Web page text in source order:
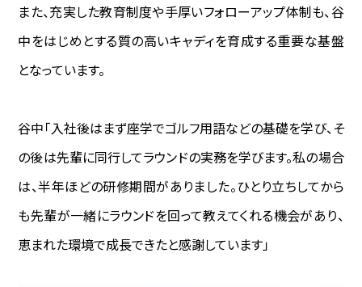
また、充実した教育制度や手厚いフォローアップ体制も、谷
中をはじめとする質の高いキャディを育成する重要な基盤
となっています。
谷中―――「入社後はまず座学でゴルフ用語などの基礎を学び、そ
の後は先輩に同行してラウンドの実務を学びます。私の場合
は、半年ほどの研修期間がありました。ひとり立ちしてから
も先輩が一緒にラウンドを回って教えてくれる機会があり、
恵まれた環境で成長できたと感謝しています」